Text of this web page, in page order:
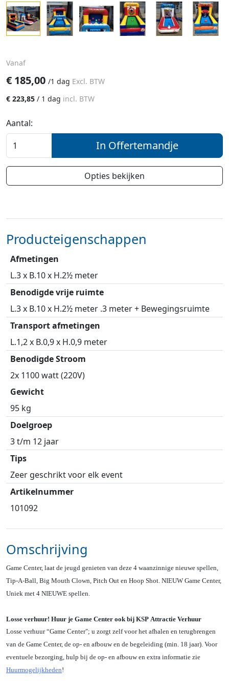
Vanaf
€ 185,00 /1 dag Excl. BTW
€ 223,85 / 1 dag incl. BTW
Aantal:
In Offertemandje
Opties bekijken
Producteigenschappen
Afmetingen
L.3 x B.10 x H.2½ meter
Benodigde vrije ruimte
L.3 x B.10 x H.2½ meter .3 meter + Bewegingsruimte
Transport afmetingen
L.1,2 x B.0,9 x H.0,9 meter
Benodigde Stroom
2x 1100 watt (220V)
Gewicht
95 kg
Doelgroep
3 t/m 12 jaar
Tips
Zeer geschrikt voor elk event
Artikelnummer
101092
Omschrijving
Game Center, laat de jeugd genieten van deze 4 waanzinnige nieuwe spellen,
Tip-A-Ball, Big Mouth Clown, Pitch Out en Hoop Shot. NIEUW Game Center,
Uniek met 4 NIEUWE spellen.
Losse verhuur! Huur je Game Center ook bij KSP Attractie Verhuur
Losse verhuur “Game Center"; u zorgt zelf voor het afhalen en terugbrengen
van de Game Center, de op- en afbouw en de begeleiding (min. 18 jaar). Voor
eventuele bezorging, hulp bij de op- en afbouw en extra informatie zie
Huurmogelijkheden!